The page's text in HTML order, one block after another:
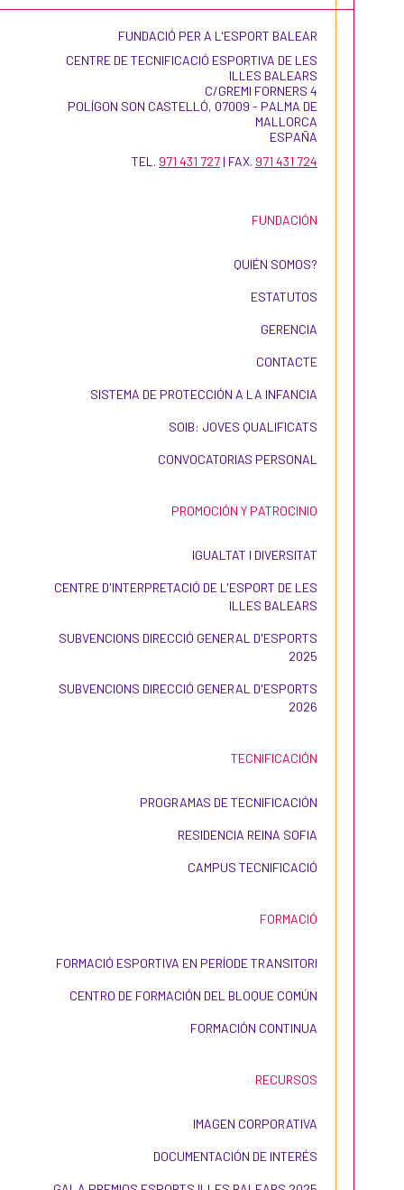
FUNDACIÓ PER A L'ESPORT BALEAR
CENTRE DE TECNIFICACIÓ ESPORTIVA DE LES
ILLES BALEARS
C/GREMI FORNERS 4
POLÍGON SON CASTELLÓ, 07009 - PALMA DE
MALLORCA
ESPAÑA
TEL. 971 431 727 | FAX. 971 431 724
FUNDACIÓN
QUIÉN SOMOS?
ESTATUTOS
GERENCIA
CONTACTE
SISTEMA DE PROTECCIÓN A LA INFANCIA
SOIB: JOVES QUALIFICATS
CONVOCATORIAS PERSONAL
PROMOCIÓN Y PATROCINIO
IGUALTAT I DIVERSITAT
CENTRE D'INTERPRETACIÓ DE L'ESPORT DE LES
ILLES BALEARS
SUBVENCIONS DIRECCIÓ GENERAL D'ESPORTS
2025
SUBVENCIONS DIRECCIÓ GENERAL D'ESPORTS
2026
TECNIFICACIÓN
PROGRAMAS DE TECNIFICACIÓN
RESIDENCIA REINA SOFIA
CAMPUS TECNIFICACIÓ
FORMACIÓ
FORMACIÓ ESPORTIVA EN PERÍODE TRANSITORI
CENTRO DE FORMACIÓN DEL BLOQUE COMÚN
FORMACIÓN CONTINUA
RECURSOS
IMAGEN CORPORATIVA
DOCUMENTACIÓN DE INTERÉS